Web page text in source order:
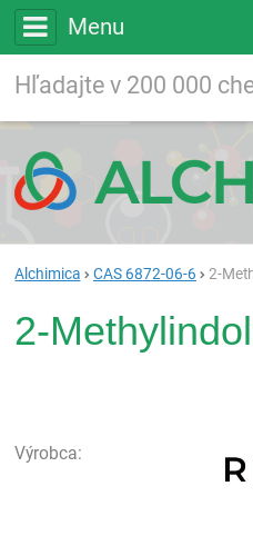
Menu
Vyhľadávanie
Alchimica CAS 6872-06-6 2-
2-
Výrobca: